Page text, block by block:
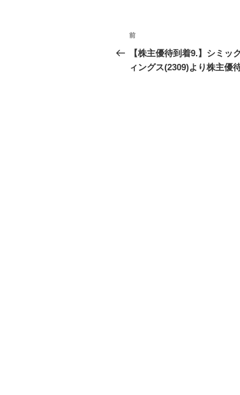
投
稿
ナ
前
の
投
前
【株主優待到着9.】シミッ
ィングス(2309)より株主優